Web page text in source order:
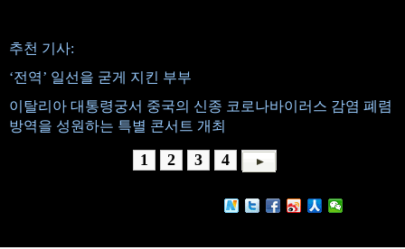
추천 기사:
‘전역’ 일선을 굳게 지킨 부부
이탈리아 대통령궁서 중국의 신종 코로나바이러스 감염 폐렴
방역을 성원하는 특별 콘서트 개최
1 2 3 4